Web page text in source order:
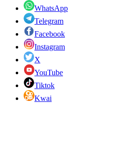
WhatsApp
Telegram
Facebook
Instagram
X
YouTube
Tiktok
Kwai